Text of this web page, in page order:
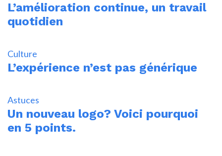
L’amélioration continue, un travail
quotidien
Culture
L’expérience n’est pas générique
Astuces
Un nouveau logo? Voici pourquoi
en 5 points.